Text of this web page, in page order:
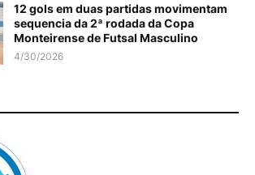
12 gols em duas partidas movimentam
sequencia da 2ª rodada da Copa
Monteirense de Futsal Masculino
4/30/2026